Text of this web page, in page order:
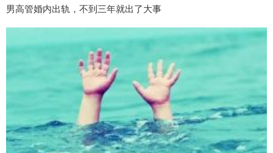
男高管婚内出轨，不到三年就出了大事